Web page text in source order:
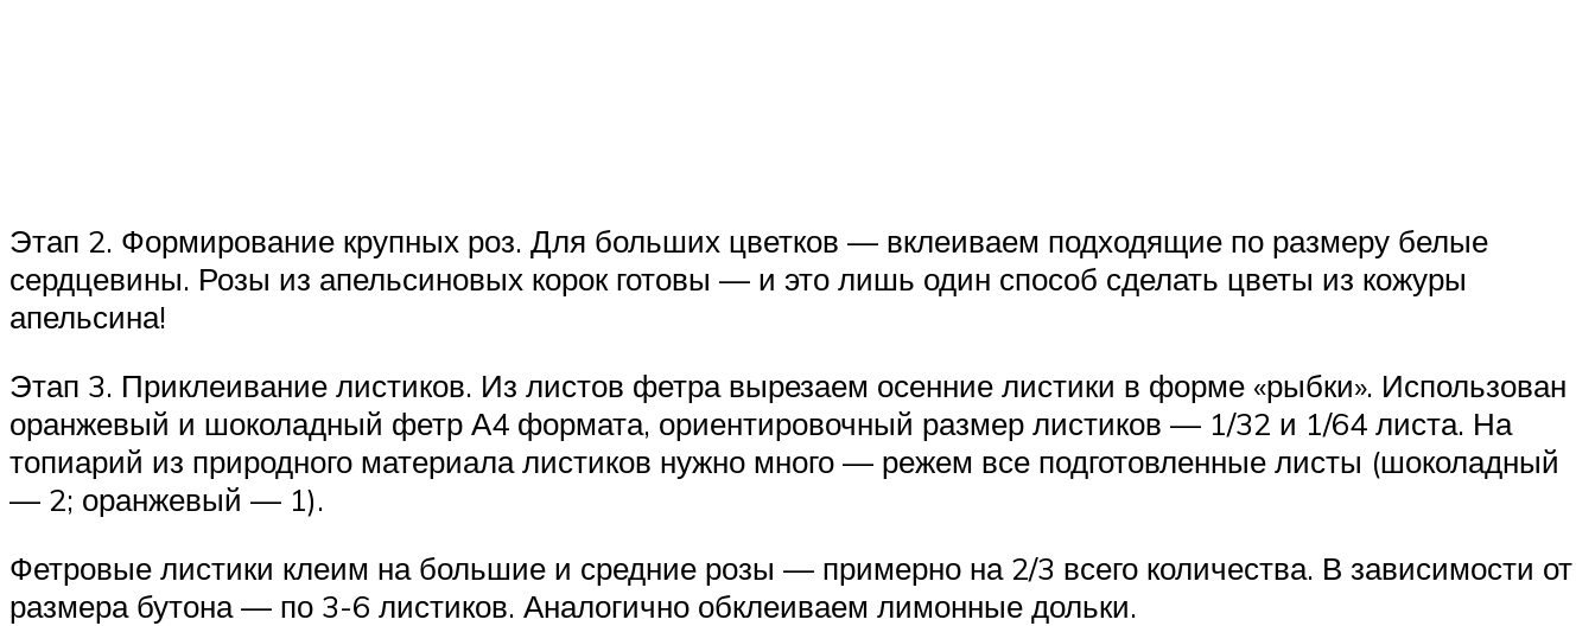
Этап 2. Формирование крупных роз. Для больших цветков — вклеиваем подходящие по размеру белые
сердцевины. Розы из апельсиновых корок готовы — и это лишь один способ сделать цветы из кожуры
апельсина!
Этап 3. Приклеивание листиков. Из листов фетра вырезаем осенние листики в форме «рыбки». Использован
оранжевый и шоколадный фетр А4 формата, ориентировочный размер листиков — 1/32 и 1/64 листа. На
топиарий из природного материала листиков нужно много — режем все подготовленные листы (шоколадный
— 2; оранжевый — 1).
Фетровые листики клеим на большие и средние розы — примерно на 2/3 всего количества. В зависимости от
размера бутона — по 3-6 листиков. Аналогично обклеиваем лимонные дольки.